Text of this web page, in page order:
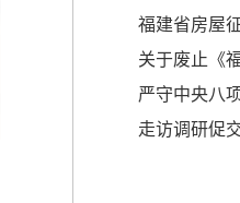
关于废止《